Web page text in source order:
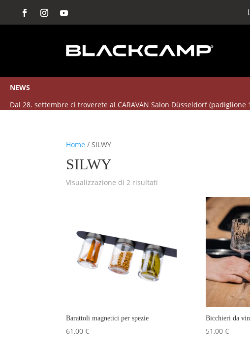
NEWS
Dal 28. settembre ci troverete al CARAVAN Salon Düsseldorf (padiglione
Home / SILWY
SILWY
Visualizzazione di 2 risultati
Barattoli magnetici per spezie
61,00€
Bicchieri da
51,00 €